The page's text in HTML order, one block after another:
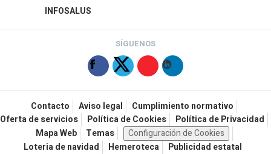
INFOSALUS
SÍGUENOS
Contacto Aviso legal
Cumplimiento normativo
Oferta de servicios
Política de Cookies
Política de Privacidad
Mapa Web
Temas
Configuración de Cookies
Loteria de navidad
Hemeroteca Publicidad estatal